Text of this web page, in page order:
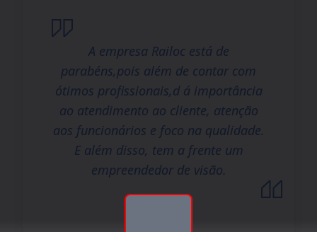
A empresa Railoc está de
parabéns,pois além de contar com
ótimos profissionais,d á importância
ao atendimento ao cliente, atenção
aos funcionários e foco na qualidade.
E além disso, tem a frente um
empreendedor de visão.